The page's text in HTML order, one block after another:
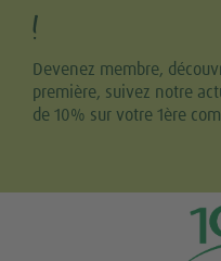
!
Devenez membre,
première, suivez notre
de 10% sur votre 1ère